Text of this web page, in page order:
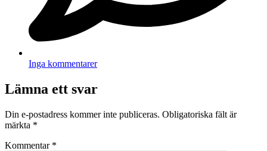
Inga kommentarer
Lämna ett svar
Din e-postadress kommer inte publiceras. Obligatoriska fält är
märkta *
Kommentar *